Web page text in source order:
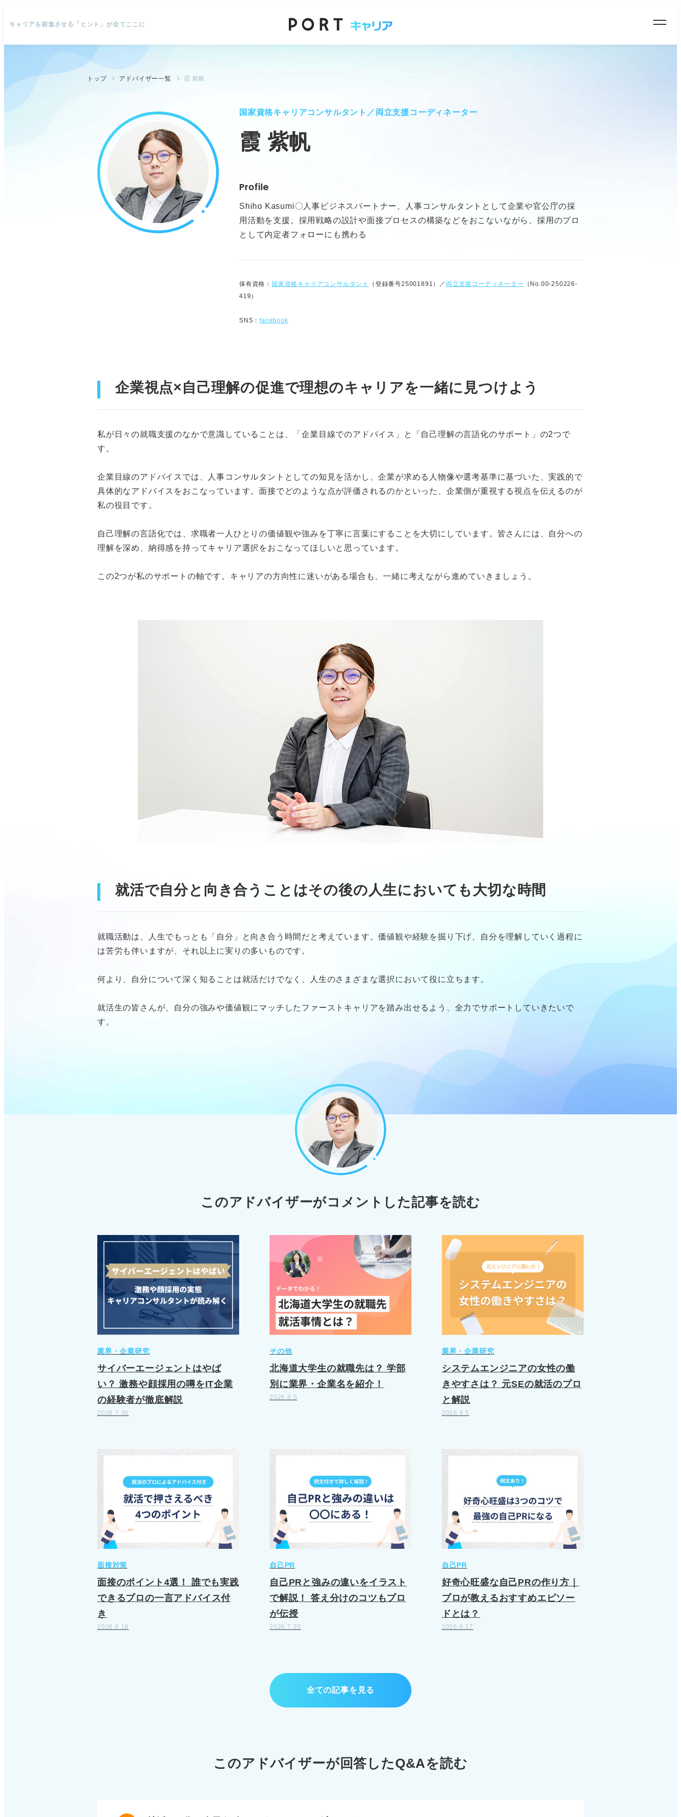
キャリアを前進させる「ヒント」が全てここに
トップ アドバイザー一覧 霞 紫帆
国家資格キャリアコンサルタント／両立支援コーディネーター
霞 紫帆
Profile
Shiho Kasumi〇人事ビジネスパートナー、人事コンサルタントとして企業や官公庁の採
用活動を支援。採用戦略の設計や面接プロセスの構築などをおこないながら、採用のプロ
として内定者フォローにも携わる
保有資格： 国家資格キャリアコンサルタント （登録番号25001891 ）／ 両立支援コーディネーター
（No.00-250226-
419）
SNS：facebook
企業視点×自己理解の促進で理想のキャリアを一緒に見つけよう
私が日々の就職支援のなかで意識していることは、「企業目線でのアドバイス」と「自己理解の言語化のサポート」の2つで
す。
企業目線のアドバイスでは、人事コンサルタントとしての知見を活かし、企業が求める人物像や選考基準に基づいた、実践的で
具体的なアドバイスをおこなっています。面接でどのような点が評価されるのかといった、企業側が重視する視点を伝えるのが
私の役目です。
自己理解の言語化では、求職者一人ひとりの価値観や強みを丁寧に言葉にすることを大切にしています。皆さんには、自分への
理解を深め、納得感を持ってキャリア選択をおこなってほしいと思っています。
この2つが私のサポートの軸です。キャリアの方向性に迷いがある場合も、一緒に考えながら進めていきましょう。
就活で自分と向き合うことはその後の人生においても大切な時間
就職活動は、人生でもっとも「自分」と向き合う時間だと考えています。価値観や経験を掘り下げ、自分を理解していく過程に
は苦労も伴いますが、それ以上に実りの多いものです。
何より、自分について深く知ることは就活だけでなく、人生のさまざまな選択において役に立ちます。
就活生の皆さんが、自分の強みや価値観にマッチしたファーストキャリアを踏み出せるよう、全力でサポートしていきたいで
す。
このアドバイザーがコメントした記事を読む
業界・企業研究
サイバーエージェントはやば
い？ 激務や顔採用の噂をIT企業
の経験者が徹底解説
2026.7.30
その他
北海道大学生の就職先は？ 学部
別に業界・企業名を紹介！
2026.8.5
業界・企業研究
システムエンジニアの女性の働
きやすさは？ 元SEの就活のプロ
と解説
2026.8.5
面接対策
面接のポイント4選！ 誰でも実践
できるプロの一言アドバイス付
き
2026.6.18
自己PR
自己PRと強みの違いをイラスト
で解説！ 答え分けのコツもプロ
が伝授
2026.7.23
自己PR
好奇心旺盛な自己PRの作り方｜
プロが教えるおすすめエピソー
ドとは？
2026.6.17
全ての記事を見る
このアドバイザーが回答したQ&Aを読む